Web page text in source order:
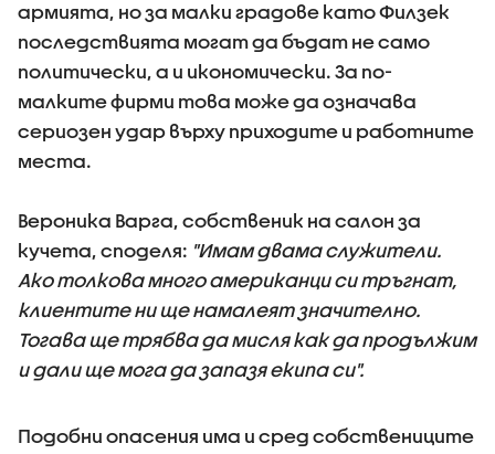
армията, но за малки градове като Филзек
последствията могат да бъдат не само
политически, а и икономически. За по-
малките фирми това може да означава
сериозен удар върху приходите и работните
места.
Вероника Варга, собственик на салон за
кучета, споделя: "Имам двама служители.
Ако толкова много американци си тръгнат,
клиентите ни ще намалеят значително.
Тогава ще трябва да мисля как да продължим
и дали ще мога да запазя екипа си".
Подобни опасения има и сред собствениците